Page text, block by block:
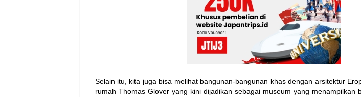
Selain itu, kita juga bisa melihat bangunan-bangunan khas dengan arsitektur
rumah Thomas Glover yang kini dijadikan sebagai museum yang menampilkan